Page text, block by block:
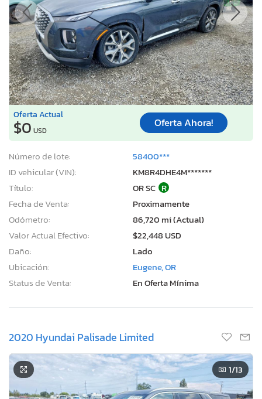
Oferta Actual
$0 USD
Oferta Ahora!
Número de lote:
58400***
ID vehicular (VIN):
KM8R4DHE4M*******
Título:
OR SC R
Fecha de Venta:
Proximamente
Odómetro:
86,720 mi (Actual)
Valor Actual Efectivo:
$22,448 USD
Daño:
Lado
Ubicación:
Eugene, OR
Status de Venta:
En Oferta Mínima
2020 Hyundai Palisade Limited
1/13